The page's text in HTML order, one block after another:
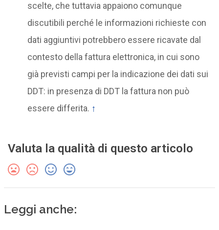
scelte, che tuttavia appaiono comunque
discutibili perché le informazioni richieste con
dati aggiuntivi potrebbero essere ricavate dal
contesto della fattura elettronica, in cui sono
già previsti campi per la indicazione dei dati sui
DDT: in presenza di DDT la fattura non può
essere differita. ↑
Valuta la qualità di questo articolo
Leggi anche: